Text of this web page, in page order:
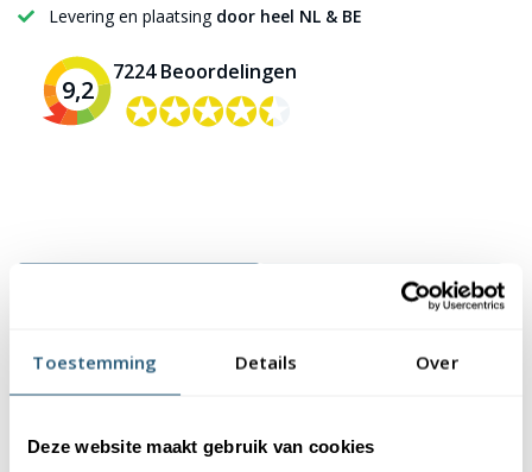
Toestemming Details Over
Deze website maakt gebruik van cookies
Levering en plaatsing door heel NL & BE
9,2
7224 Beoordelingen
✪✪✪✪✪
✪✪✪✪✪